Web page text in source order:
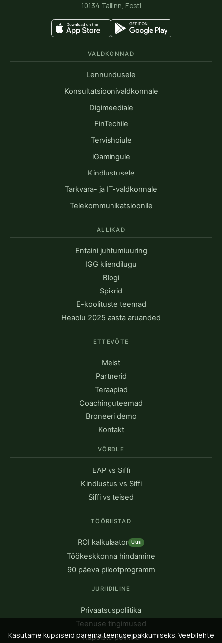
10134 Tallinn, Eesti
VALDKONNAD
Lennundusele
Konsultatsioonivaldkonnale
Digimeediale
FinTechile
Tervishoiule
iGamingule
Kindlustusele
Tarkvara- ja IT-valdkonnale
Telekommunikatsioonile
ALLIKAD
Entaini juhtumiuuring
IGG kliendilugu
Blogi
Spikrid
E-koolituste teemad
Heaolu 2025 aasta aruanded
ETTEVÕTE
Meist
Partnerid
Teraapiad
Coachinguteemad
Broneeri demo
Kontakt
VÕRDLE
EAP vs Siffi
Kindlustus vs Siffi
Siffi vs teised
TÖÖRIISTAD
ROI kalkulaator Uus
Töökeskkonna hindamine
90 päeva pilootprogramm
JURIIDILINE
Privaatsuspoliitika
Teenuse tingimused
Küpsiste poliitika
Kasutame küpsiseid parema teenuse pakkumiseks. Veebilehte